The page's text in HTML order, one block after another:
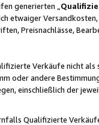
generierten „
etwaiger
Preisnachlässe,
Verkäufe nicht
oder andere
einschließlich der
Qualifizierte